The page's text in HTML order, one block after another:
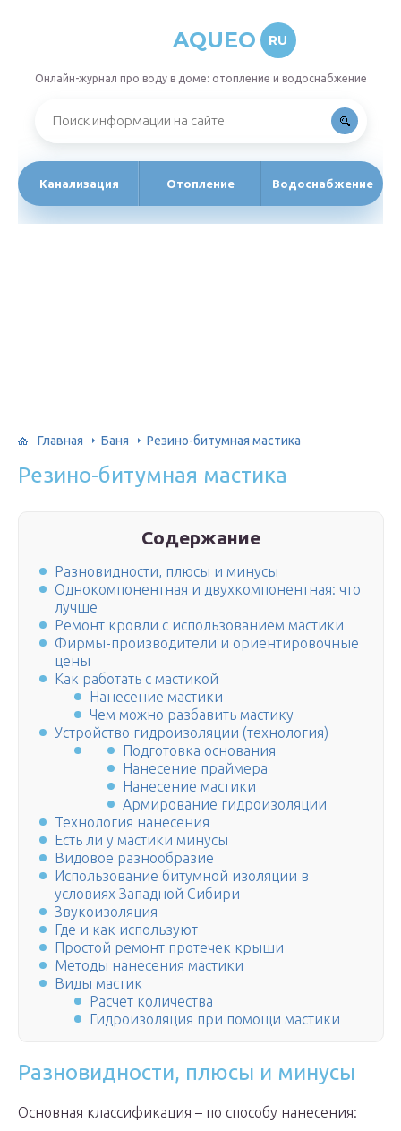
AQUEO RU
Онлайн-журнал про воду в доме: отопление и водоснабжение
Канализация Отопление Водоснабжение
Главная Баня Резино-битумная мастика
Резино-битумная мастика
Содержание
Разновидности, плюсы и минусы
Однокомпонентная и двухкомпонентная: что
лучше
Ремонт кровли с использованием мастики
Фирмы-производители и ориентировочные
цены
Как работать с мастикой
Нанесение мастики
Чем можно разбавить мастику
Устройство гидроизоляции (технология)
Подготовка основания
Нанесение праймера
Нанесение мастики
Армирование гидроизоляции
Технология нанесения
Есть ли у мастики минусы
Видовое разнообразие
Использование битумной изоляции в
условиях Западной Сибири
Звукоизоляция
Где и как используют
Простой ремонт протечек крыши
Методы нанесения мастики
Виды мастик
Расчет количества
Гидроизоляция при помощи мастики
Разновидности, плюсы и минусы
Основная классификация – по способу нанесения: